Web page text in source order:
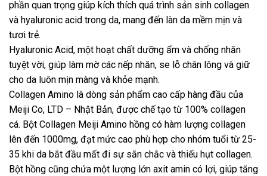
phần quan trọng giúp kích thích quá trình sản sinh collagen
và hyaluronic acid trong da, mang đến làn da mềm mịn và
tươi trẻ.
Hyaluronic Acid, một hoạt chất dưỡng ẩm và chống nhăn
tuyệt vời, giúp làm mờ các nếp nhăn, se lỗ chân lông và giữ
cho da luôn mịn màng và khỏe mạnh.
Collagen Amino là dòng sản phẩm cao cấp hàng đầu của
Meiji Co, LTD – Nhật Bản, được chế tạo từ 100% collagen
cá. Bột Collagen Meiji Amino hồng có hàm lượng collagen
lên đến 1000mg, đạt mức cao phù hợp cho nhóm tuổi từ 25-
35 khi da bắt đầu mất đi sự săn chắc và thiếu hụt collagen.
Bột hồng cũng chứa một lượng lớn axit amin có lợi, giúp tăng